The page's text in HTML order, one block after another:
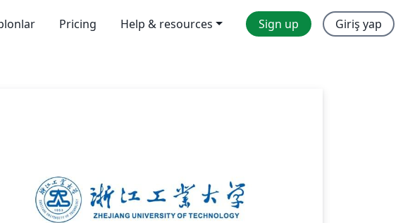
Pricing Help & resources Sign up Giriş yap